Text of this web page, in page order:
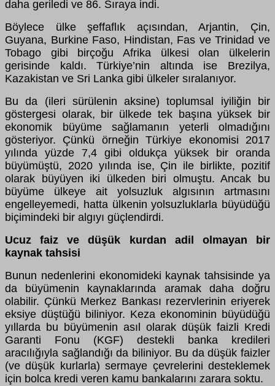
daha geriledi ve 86. Sıraya indi.
Böylece ülke şeffaflık açısından, Arjantin, Çin,
Guyana, Burkine Faso, Hindistan, Fas ve Trinidad ve
Tobago gibi birçoğu Afrika ülkesi olan ülkelerin
gerisinde kaldı. Türkiye’nin altında ise Brezilya,
Kazakistan ve Sri Lanka gibi ülkeler sıralanıyor.
Bu da (ileri sürülenin aksine) toplumsal iyiliğin bir
göstergesi olarak, bir ülkede tek başına yüksek bir
ekonomik büyüme sağlamanın yeterli olmadığını
gösteriyor. Çünkü örneğin Türkiye ekonomisi 2017
yılında yüzde 7,4 gibi oldukça yüksek bir oranda
büyümüştü, 2020 yılında ise, Çin ile birlikte, pozitif
olarak büyüyen iki ülkeden biri olmuştu. Ancak bu
büyüme ülkeye ait yolsuzluk algısının artmasını
engelleyemedi, hatta ülkenin yolsuzluklarla büyüdüğü
biçimindeki bir algıyı güçlendirdi.
Ucuz faiz ve düşük kurdan adil olmayan bir
kaynak tahsisi
Bunun nedenlerini ekonomideki kaynak tahsisinde ya
da büyümenin kaynaklarında aramak daha doğru
olabilir. Çünkü Merkez Bankası rezervlerinin eriyerek
eksiye düştüğü biliniyor. Keza ekonominin büyüdüğü
yıllarda bu büyümenin asıl olarak düşük faizli Kredi
Garanti Fonu (KGF) destekli banka kredileri
aracılığıyla sağlandığı da biliniyor. Bu da düşük faizler
(ve düşük kurlarla) sermaye çevrelerini desteklemek
için bolca kredi veren kamu bankalarını zarara soktu.